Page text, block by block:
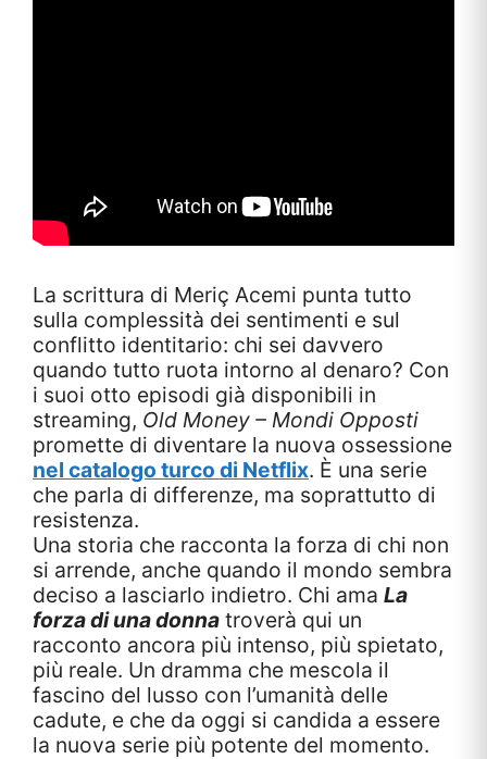
La scrittura di Meriç Acemi punta tutto
sulla complessità dei sentimenti e sul
conflitto identitario: chi sei davvero
quando tutto ruota intorno al denaro? Con
i suoi otto episodi già disponibili in
streaming, Old Money – Mondi Opposti
promette di diventare la nuova ossessione
nel catalogo turco di Netflix. È una serie
che parla di differenze, ma soprattutto di
resistenza.
Una storia che racconta la forza di chi non
si arrende, anche quando il mondo sembra
deciso a lasciarlo indietro. Chi ama La
forza di una donna troverà qui un
racconto ancora più intenso, più spietato,
più reale. Un dramma che mescola il
fascino del lusso con l’umanità delle
cadute, e che da oggi si candida a essere
la nuova serie più potente del momento.